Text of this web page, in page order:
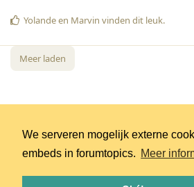
We serveren mogelijk externe
embeds in forumtopics. Meer
Yolandeen Marvin vinden dit leuk.
Meer laden